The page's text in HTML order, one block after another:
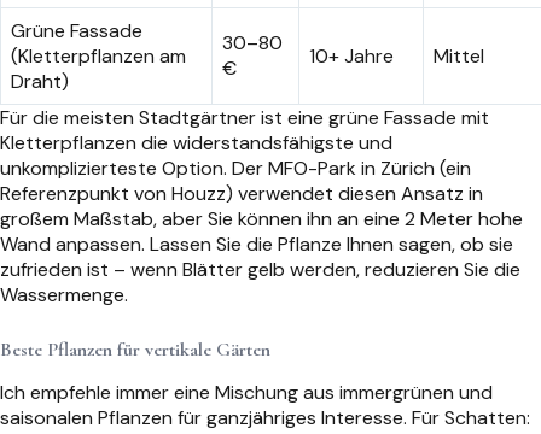
Grüne Fassade
(Kletterpflanzen am
Draht)
30–80
€
10+ Jahre Mittel
Für die meisten Stadtgärtner ist eine grüne Fassade mit
Kletterpflanzen die widerstandsfähigste und
unkomplizierteste Option. Der MFO-Park in Zürich (ein
Referenzpunkt von Houzz) verwendet diesen Ansatz in
großem Maßstab, aber Sie können ihn an eine 2 Meter hohe
Wand anpassen. Lassen Sie die Pflanze Ihnen sagen, ob sie
zufrieden ist – wenn Blätter gelb werden, reduzieren Sie die
Wassermenge.
Beste Pflanzen für vertikale Gärten
Ich empfehle immer eine Mischung aus immergrünen und
saisonalen Pflanzen für ganzjähriges Interesse. Für Schatten: